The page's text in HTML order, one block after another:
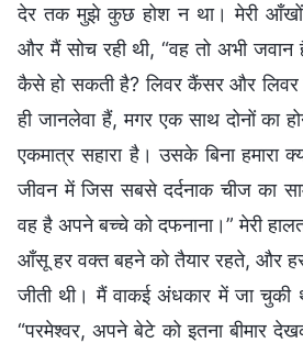
देर तक मुझे कुछ होश न था। मेरी
और मैं सोच रही थी, “वह तो अभी जवान
कैसे हो सकती है? लिवर कैंसर और लिवर
ही जानलेवा हैं, मगर एक साथ दोनों का
एकमात्र सहारा है। उसके बिना हमारा
जीवन में जिस सबसे दर्दनाक चीज का
वह है अपने बच्चे को दफनाना।” मेरी
आँसू हर वक्त बहने को तैयार रहते, और
जीती थी। मैं वाकई अंधकार में जा चुकी
“परमेश्वर, अपने बेटे को इतना बीमार